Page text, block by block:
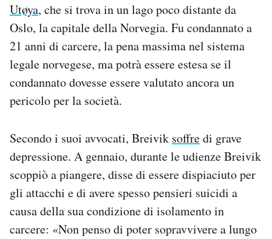
Utøya, che si trova in un lago poco distante da
Oslo, la capitale della Norvegia. Fu condannato a
21 anni di carcere, la pena massima nel sistema
legale norvegese, ma potrà essere estesa se il
condannato dovesse essere valutato ancora un
pericolo per la società.
Secondo i suoi avvocati, Breivik soffredi grave
depressione. A gennaio, durante le udienze Breivik
scoppiò a piangere, disse di essere dispiaciuto per
gli attacchi e di avere spesso pensieri suicidi a
causa della sua condizione di isolamento in
carcere: «Non penso di poter sopravvivere a lungo